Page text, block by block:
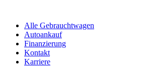
springenAlle Gebrauchtwagen
Autoankauf
Finanzierung
Kontakt
Karriere